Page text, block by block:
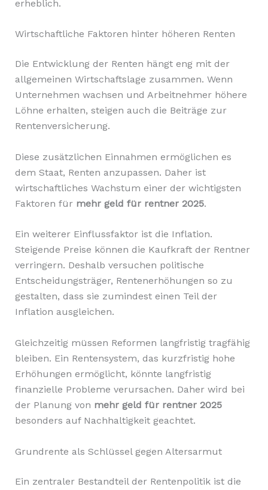
erheblich.
Wirtschaftliche Faktoren hinter höheren Renten
Die Entwicklung der Renten hängt eng mit der
allgemeinen Wirtschaftslage zusammen. Wenn
Unternehmen wachsen und Arbeitnehmer höhere
Löhne erhalten, steigen auch die Beiträge zur
Rentenversicherung.
Diese zusätzlichen Einnahmen ermöglichen es
dem Staat, Renten anzupassen. Daher ist
wirtschaftliches Wachstum einer der wichtigsten
Faktoren für mehr geld für rentner 2025.
Ein weiterer Einflussfaktor ist die Inflation.
Steigende Preise können die Kaufkraft der Rentner
verringern. Deshalb versuchen politische
Entscheidungsträger, Rentenerhöhungen so zu
gestalten, dass sie zumindest einen Teil der
Inflation ausgleichen.
Gleichzeitig müssen Reformen langfristig tragfähig
bleiben. Ein Rentensystem, das kurzfristig hohe
Erhöhungen ermöglicht, könnte langfristig
finanzielle Probleme verursachen. Daher wird bei
der Planung von mehr geld für rentner 2025
besonders auf Nachhaltigkeit geachtet.
Grundrente als Schlüssel gegen Altersarmut
Ein zentraler Bestandteil der Rentenpolitik ist die